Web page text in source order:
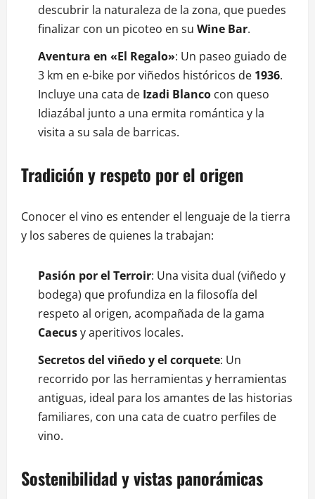
descubrir la naturaleza de la zona, que puedes
finalizar con un picoteo en su Wine Bar.
Aventura en «El Regalo»: Un paseo guiado de
3 km en e-bike por viñedos históricos de 1936.
Incluye una cata de Izadi Blanco con queso
Idiazábal junto a una ermita romántica y la
visita a su sala de barricas.
Tradición y respeto por el origen
Conocer el vino es entender el lenguaje de la tierra
y los saberes de quienes la trabajan:
Pasión por el Terroir: Una visita dual (viñedo y
bodega) que profundiza en la filosofía del
respeto al origen, acompañada de la gama
Caecusy aperitivos locales.
Secretos del viñedo y el corquete: Un
recorrido por las herramientas y herramientas
antiguas, ideal para los amantes de las historias
familiares, con una cata de cuatro perfiles de
vino.
Sostenibilidad y vistas panorámicas